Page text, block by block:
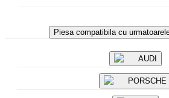
Piesa compatibila cu
AUDI
PORSCHE